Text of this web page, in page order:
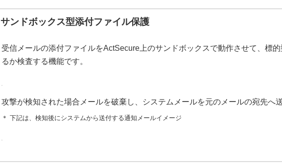
サンドボックス型添付ファイル保護
受信メールの添付ファイルをActSecure上のサンドボックスで動作させて、標
るか検査する機能です。
攻撃が検知された場合メールを破棄し、システムメールを元のメールの宛先へ送
＊ 下記は、検知後にシステムから送付する通知メールイメージ